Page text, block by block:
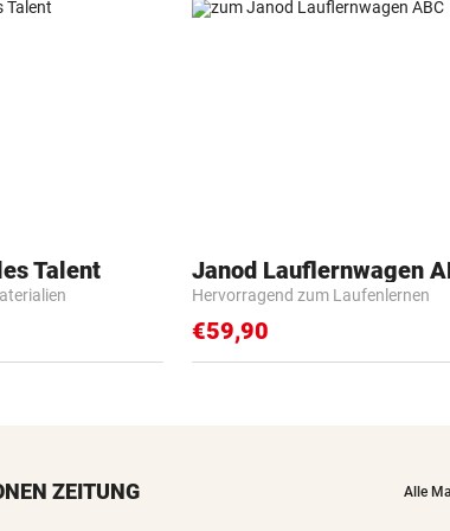
Talent Janod Lauflernwagen
Hervorragend zum Laufenlernen
€59,90
ZEITUNG Alle